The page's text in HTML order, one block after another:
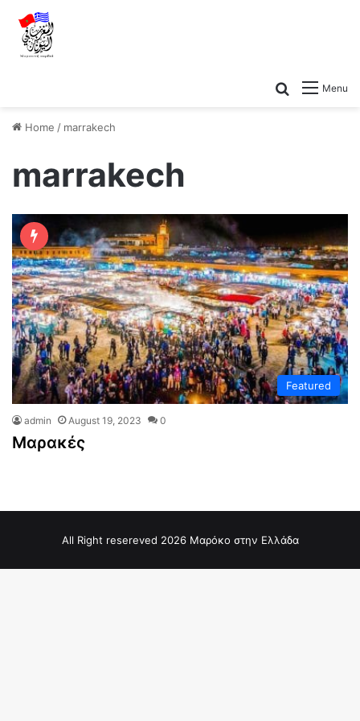
Menu
Search for
Home / marrakech
marrakech
Featured
admin August 19, 2023 0
Μαρακές
All Right resereved 2026 Μαρόκο στην Ελλάδα